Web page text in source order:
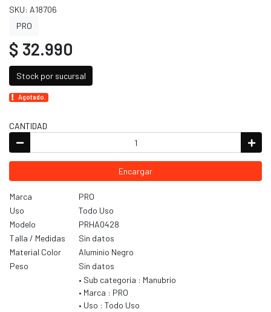
SKU: A18706
PRO
$ 32.990
Stock por sucursal
Agotado.
CANTIDAD
Encargar
Marca
PRO
Uso
Todo Uso
Modelo
PRHA0428
Talla / Medidas
Sin datos
Material Color
Aluminio Negro
Peso
Sin datos
• Sub categoria : Manubrio
• Marca : PRO
• Uso : Todo Uso